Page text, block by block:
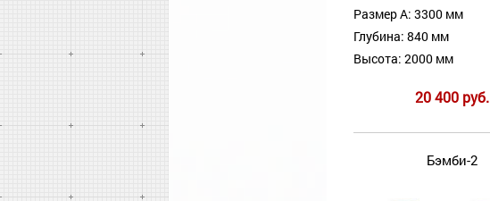
Размер А: 3300 мм
Глубина: 840 мм
Высота: 2000 мм
20 400 руб.
Бэмби-2